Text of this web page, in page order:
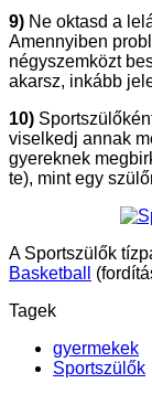
9) Ne oktasd a
Amennyiben
négyszemközt
akarsz, inkább
10)
viselkedj annak
gyereknek
te), mint egy
A Sportszülők
Basketball
Tagek
gyermekek
Sportszülők